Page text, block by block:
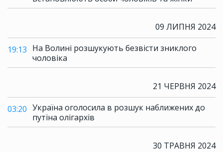
09 ЛИПНЯ 2024
19:13 На Волині розшукують безвісти зниклого
чоловіка
21 ЧЕРВНЯ 2024
03:20 Україна оголосила в розшук наближених до
путіна олігархів
30 ТРАВНЯ 2024